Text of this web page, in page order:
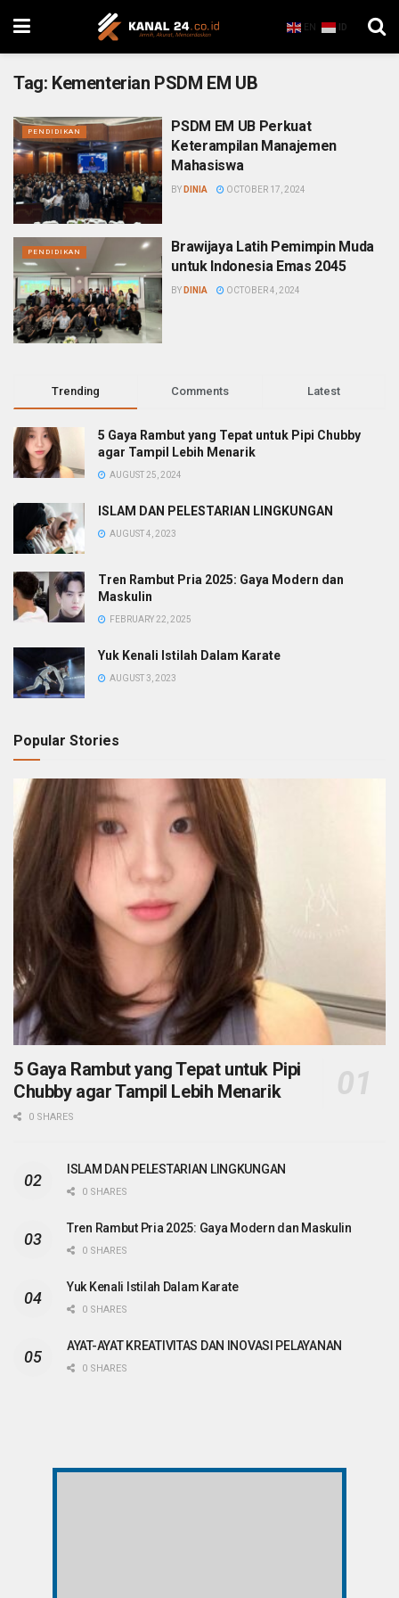
EN ID
Tag: Kementerian PSDM EM UB
PENDIDIKAN
PSDM EM UB Perkuat
Keterampilan Manajemen
Mahasiswa
BY DINIA OCTOBER 17, 2024
PENDIDIKAN
Brawijaya Latih Pemimpin Muda
untuk Indonesia Emas 2045
BY DINIA OCTOBER 4, 2024
Trending Comments Latest
5 Gaya Rambut yang Tepat untuk Pipi Chubby
agar Tampil Lebih Menarik
AUGUST 25, 2024
ISLAM DAN PELESTARIAN LINGKUNGAN
AUGUST 4, 2023
Tren Rambut Pria 2025: Gaya Modern dan
Maskulin
FEBRUARY 22, 2025
Yuk Kenali Istilah Dalam Karate
AUGUST 3, 2023
Popular Stories
5 Gaya Rambut yang Tepat untuk Pipi
Chubby agar Tampil Lebih Menarik
0 SHARES
ISLAM DAN PELESTARIAN LINGKUNGAN
0 SHARES
Tren Rambut Pria 2025: Gaya Modern dan Maskulin
0 SHARES
Yuk Kenali Istilah Dalam Karate
0 SHARES
AYAT-AYAT KREATIVITAS DAN INOVASI PELAYANAN
0 SHARES